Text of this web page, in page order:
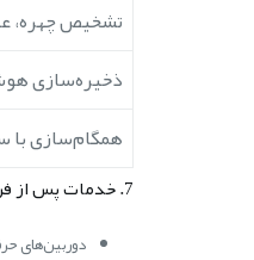
تشخیص چهره،
ذخیره‌سازی
همگام‌سازی با
7. خدمات پس از فروش و دسترسی به قطعات
دوربین‌های